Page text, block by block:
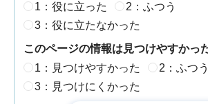
1：役に立った
2：ふつう
3：役に立たなかった
このページの情報は見つけやすかっ
1：見つけやすかった
2：ふつう
3：見つけにくかった